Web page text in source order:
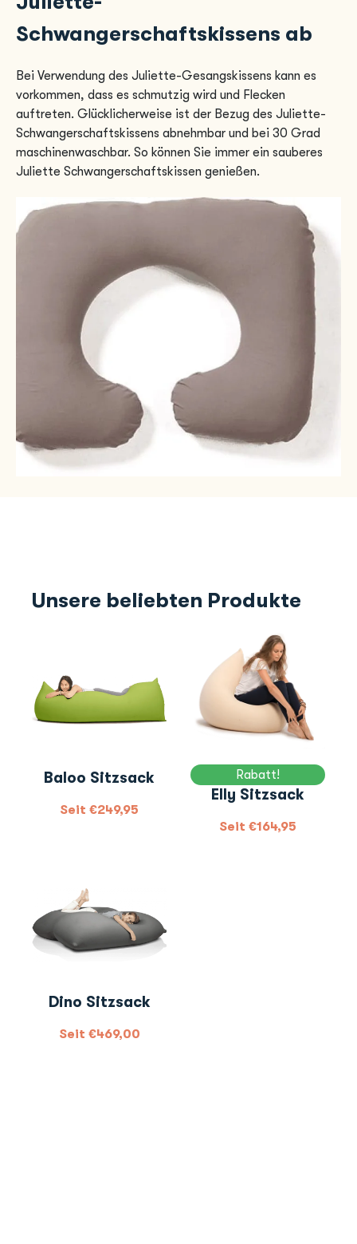
Schwangerschaftskissens ab
Bei Verwendung des Juliette-Gesangskissens kann es
vorkommen, dass es schmutzig wird und Flecken
auftreten. Glücklicherweise ist der Bezug des Juliette-
Schwangerschaftskissens abnehmbar und bei 30 Grad
maschinenwaschbar. So können Sie immer ein sauberes
Juliette Schwangerschaftskissen genießen.
Unsere beliebten Produkte
Baloo Sitzsack
Seit €249,95
Rabatt!
Elly Sitzsack
Seit €164,95
Dino Sitzsack
Seit €469,00